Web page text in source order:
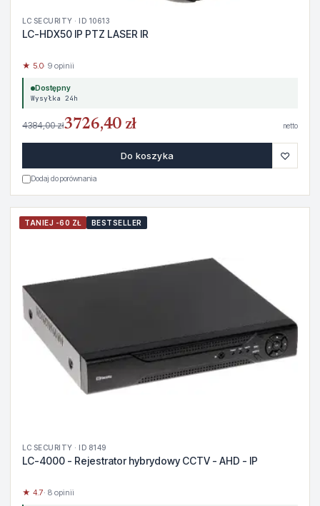
LC SECURITY · ID 10613
LC-HDX50 IP PTZ LASER IR
★ 5.0· 9 opinii
Dostępny
Wysyłka 24h
4384,00 zł3726,40 zł netto
Do koszyka ♡
Dodaj do porównania
TANIEJ -60 ZŁ BESTSELLER
LC SECURITY · ID 8149
LC-4000 - Rejestrator hybrydowy CCTV - AHD - IP
★ 4.7· 8 opinii